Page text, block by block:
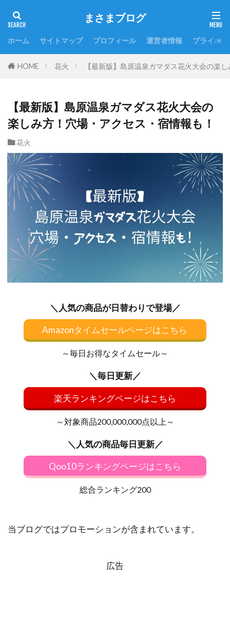
まさまブログ
ホーム サイトマップ プロフィール 運営者情報 プライバ
HOME 花火 【最新版】島原温泉ガマダス花火大会の楽
【最新版】島原温泉ガマダス花火大会の
楽しみ方！穴場・アクセス・宿情報も！
花火
＼人気の商品が日替わりで登場／
Amazonタイムセールページはこちら
～毎日お得なタイムセール～
＼毎日更新／
楽天ランキングページはこちら
～対象商品200,000,000点以上～
＼人気の商品毎日更新／
Qoo10ランキングページはこちら
総合ランキング200
当ブログではプロモーションが含まれています。
広告